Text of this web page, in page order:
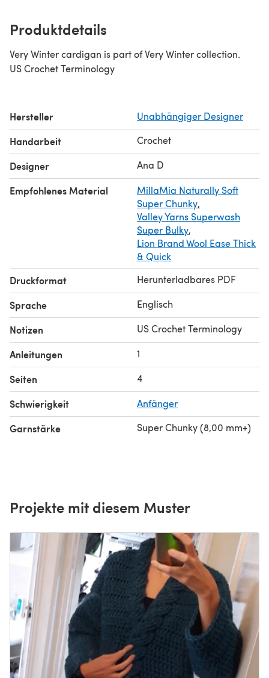
Produktdetails
Very Winter cardigan is part of Very Winter collection.
US Crochet Terminology
Hersteller Unabhängiger Designer
Handarbeit Crochet
Designer Ana D
Empfohlenes Material
MillaMia Naturally Soft
Super Chunky,
Valley Yarns Superwash
Super Bulky,
Lion Brand Wool Ease Thick
& Quick
Druckformat Herunterladbares PDF
Sprache Englisch
Notizen US Crochet Terminology
Anleitungen 1
Seiten 4
Schwierigkeit Anfänger
Garnstärke Super Chunky (8,00 mm+)
Projekte mit diesem Muster